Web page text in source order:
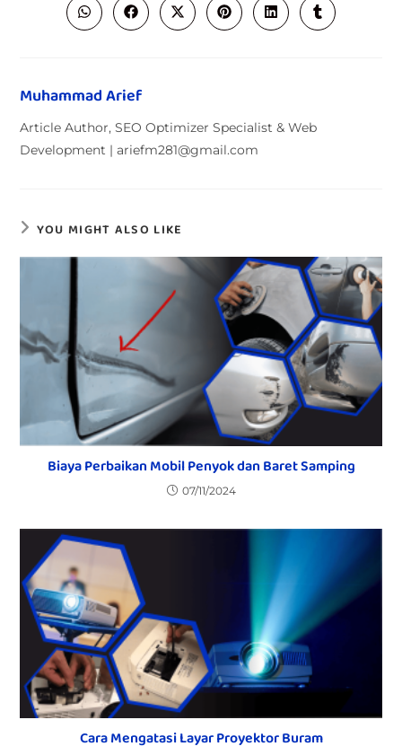
Muhammad Arief
Article Author, SEO Optimizer Specialist & Web
Development | ariefm281@gmail.com
YOU MIGHT ALSO LIKE
Biaya Perbaikan Mobil Penyok dan Baret Samping
07/11/2024
Cara Mengatasi Layar Proyektor Buram